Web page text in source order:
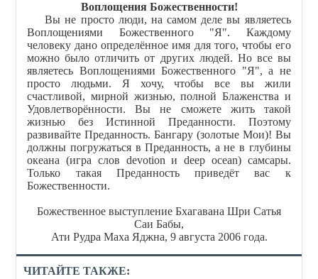
Воплощения Божественности!
Вы не просто люди, на самом деле вы являетесь
Воплощениями Божественного "Я". Каждому
человеку дано определённое имя для того, чтобы его
можно было отличить от других людей. Но все вы
являетесь Воплощениями Божественного "Я", а не
просто людьми. Я хочу, чтобы все вы жили
счастливой, мирной жизнью, полной Блаженства и
Удовлетворённости. Вы не сможете жить такой
жизнью без Истинной Преданности. Поэтому
развивайте Преданность. Бангару (золотые Мои)! Вы
должны погружаться в Преданность, а не в глубины
океана (игра слов devotion и deep ocean) самсары.
Только такая Преданность приведёт вас к
Божественности.
Божественное выступление Бхагавана Шри Сатья
Саи Бабы,
Ати Рудра Маха Яджна, 9 августа 2006 года.
ЧИТАЙТЕ ТАКЖЕ: